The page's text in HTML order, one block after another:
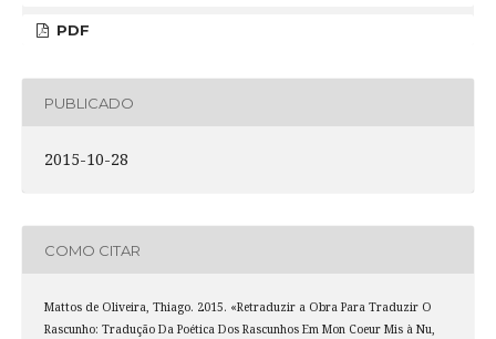
PDF
PUBLICADO
2015-10-28
COMO CITAR
Mattos de Oliveira, Thiago. 2015. «Retraduzir a Obra Para Traduzir O
Rascunho: Tradução Da Poética Dos Rascunhos Em Mon Coeur Mis à Nu,